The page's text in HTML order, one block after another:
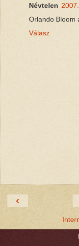
Névtelen
Orlando Bloom
Válasz
‹